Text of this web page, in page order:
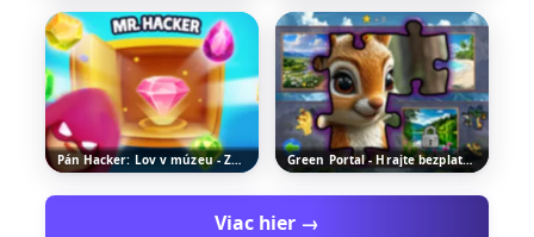
Pán Hacker: Lov v múzeu - Zábavná logická hra Green Portal - Hrajte bezplatné online skladačky
Viac hier →